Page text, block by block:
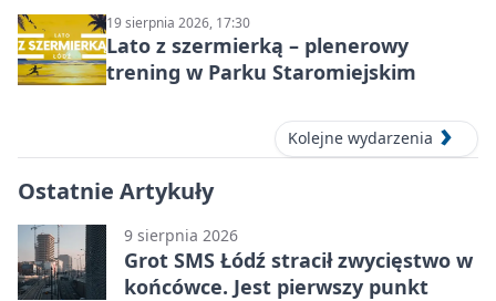
19 sierpnia 2026, 17:30
Lato z szermierką – plenerowy
trening w Parku Staromiejskim
Kolejne wydarzenia
Ostatnie Artykuły
9 sierpnia 2026
Grot SMS Łódź stracił zwycięstwo w
końcówce. Jest pierwszy punkt